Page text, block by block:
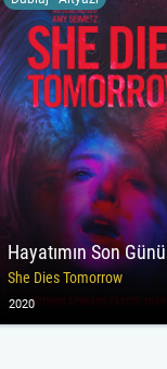
Hayatımın Son Günü
She Dies Tomorrow
2020